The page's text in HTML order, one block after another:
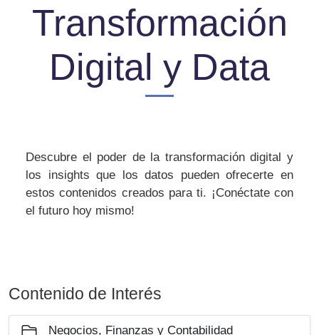
Transformación
Digital y Data
Descubre el poder de la transformación digital y
los insights que los datos pueden ofrecerte en
estos contenidos creados para ti. ¡Conéctate con
el futuro hoy mismo!
Contenido de Interés
Negocios, Finanzas y Contabilidad